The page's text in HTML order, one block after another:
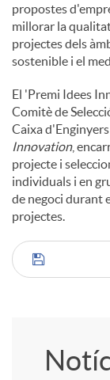
propostes
millorar la
projectes dels
sostenible i el
El 'Premi Idees
Comitè de
Caixa
Innovation,
projecte i
individuals i en
de negoci durant
projectes.
C